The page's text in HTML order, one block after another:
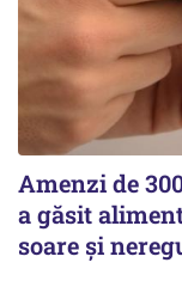
Amenzi de
a găsit
soare și